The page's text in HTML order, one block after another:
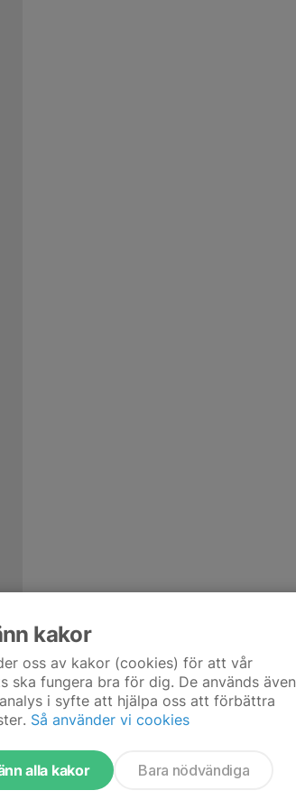
kakor
oss av kakor (cookies) för att vår
ska fungera bra för dig. De används även
i syfte att hjälpa oss att förbättra
Så använder vi cookies
alla kakor Bara nödvändiga